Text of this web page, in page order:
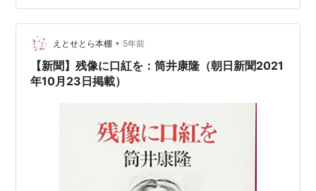
歩く散歩道で建物が取り壊しされていていた。いつの間
にか。あれ？ここに何が建ってたんだっけ？って全然思
い出せなかった。 あー「残像に口紅を」で言葉・ものが
消える感覚ってこんな感じなのかもって、ちょっとおも
しろかった話。
えとせとら本棚 • 5年前
【新聞】残像に口紅を：筒井康隆（朝日新聞2021
年10月23日掲載）